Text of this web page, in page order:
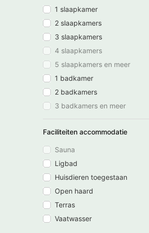
1 slaapkamer
2 slaapkamers
3 slaapkamers
4 slaapkamers
5 slaapkamers en meer
1 badkamer
2 badkamers
3 badkamers en meer
Faciliteiten accommodatie
Sauna
Ligbad
Huisdieren toegestaan
Open haard
Terras
Vaatwasser